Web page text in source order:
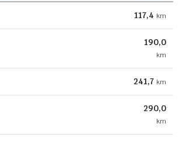
117,4 km
190,0
km
241,7 km
290,0
km